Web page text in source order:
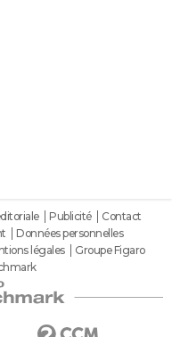
Publicité
Contact
Données personnelles
légales
Groupe Figaro